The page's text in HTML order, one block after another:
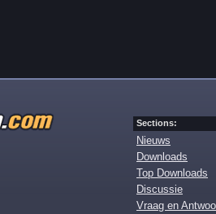
Sections:
Nieuws
Downloads
Top Downloads
Discussie
Vraag en